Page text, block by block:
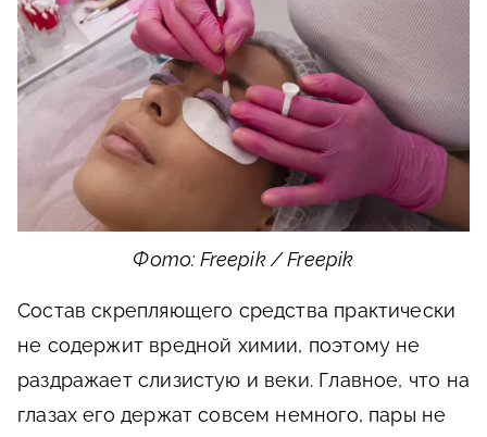
Фото: Freepik / Freepik
Состав скрепляющего средства практически
не содержит вредной химии, поэтому не
раздражает слизистую и веки. Главное, что на
глазах его держат совсем немного, пары не